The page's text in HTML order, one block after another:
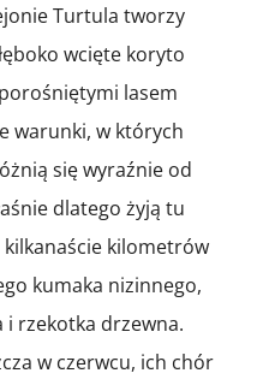
Turtula tworzy
wcięte koryto
lasem
warunki, w których
się wyraźnie od
dlatego żyją tu
kilkanaście kilometrów
kumaka nizinnego,
rzekotka drzewna.
w czerwcu, ich chór